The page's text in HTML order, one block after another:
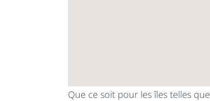
Que ce soit pour les îles telles que